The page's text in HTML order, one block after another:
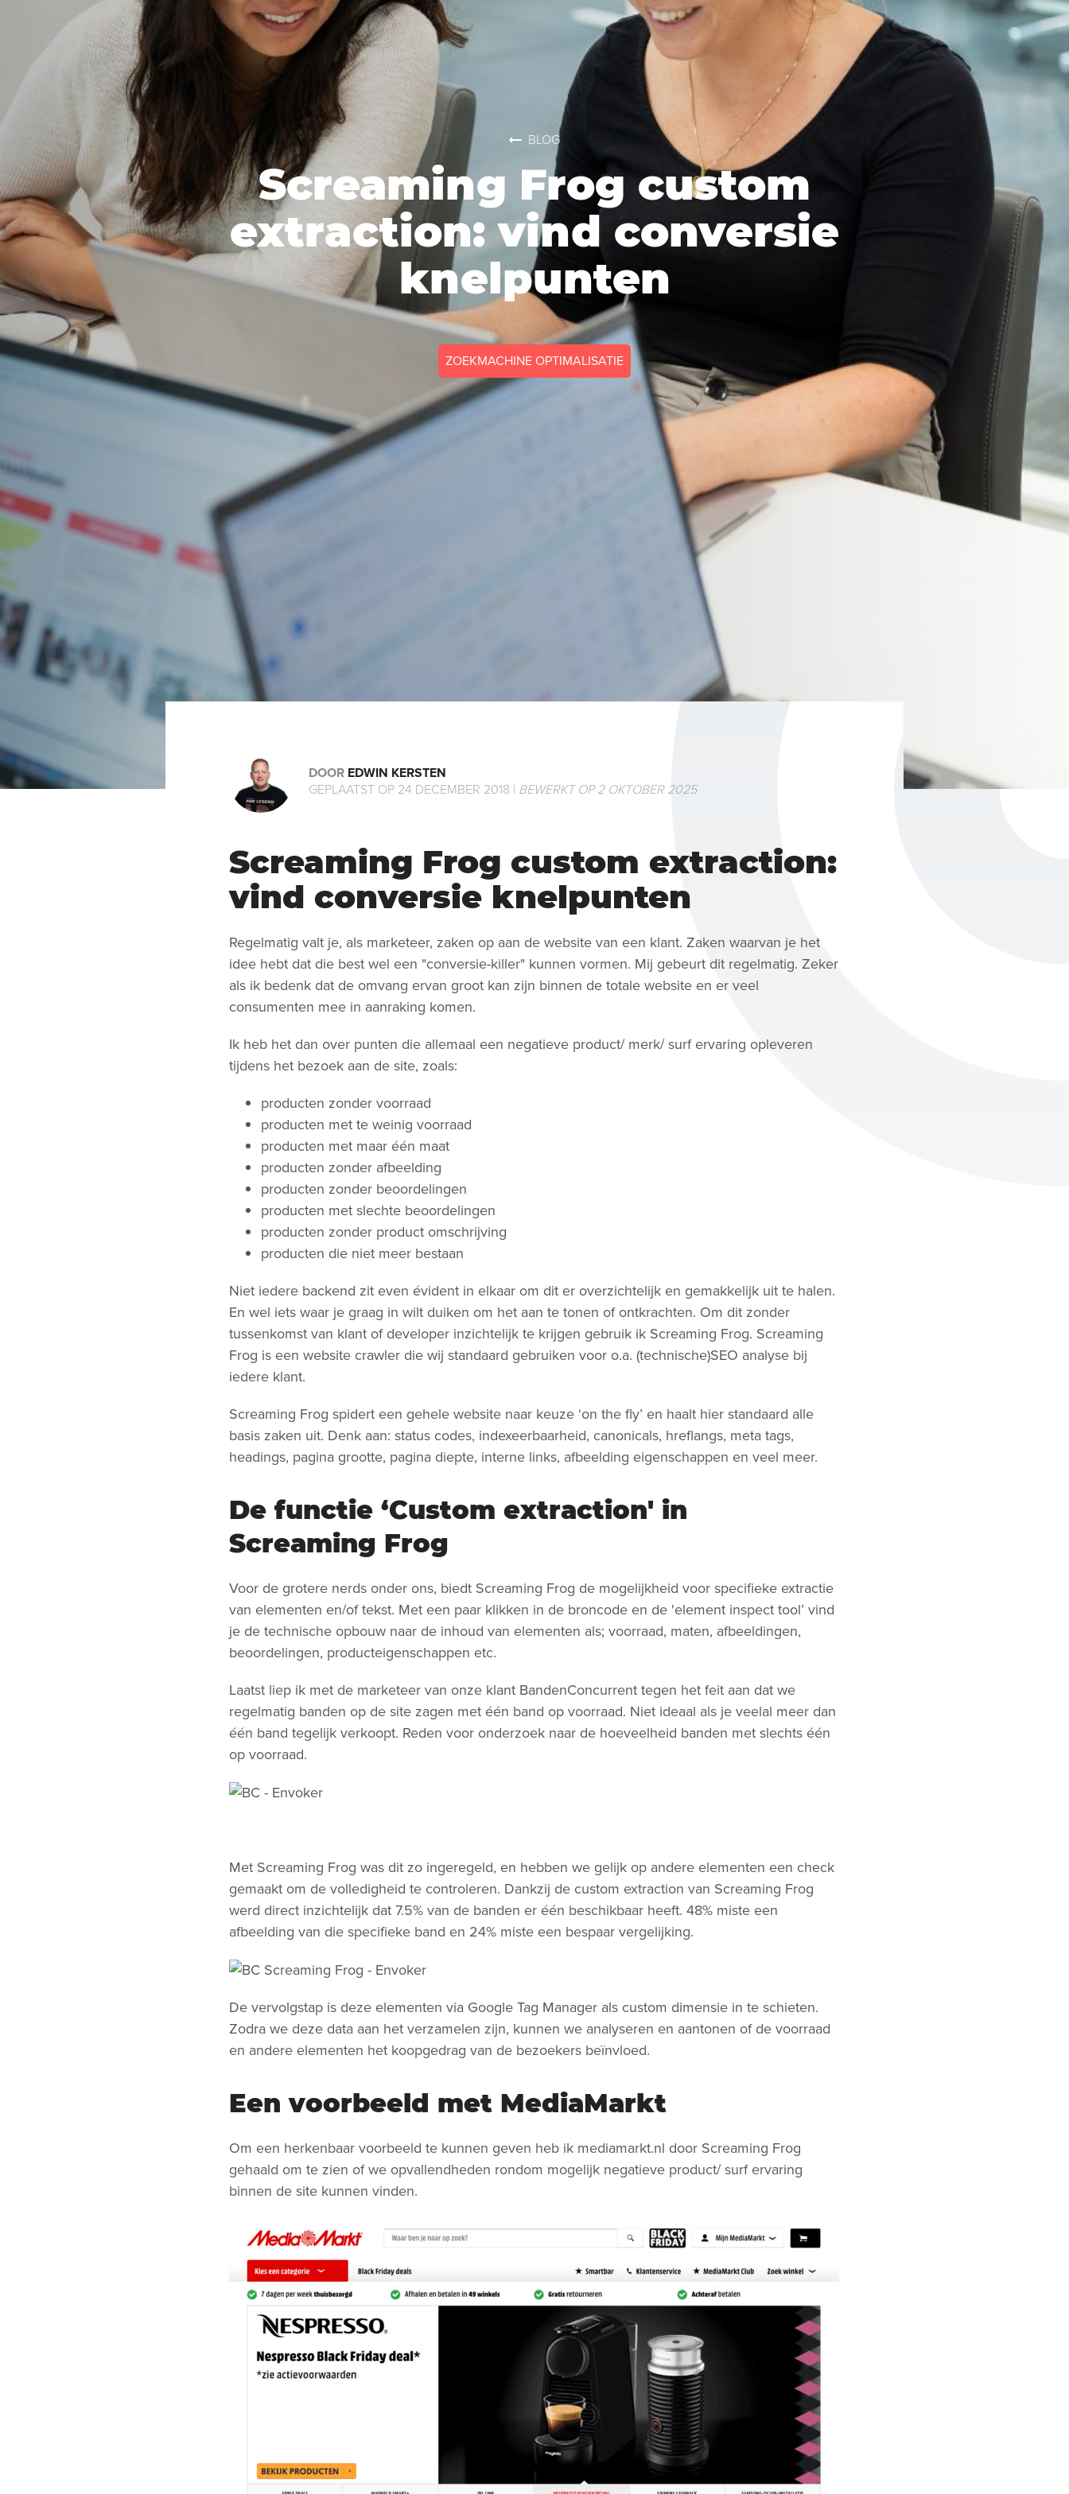
BLOG
Screaming Frog custom
extraction: vind conversie
knelpunten
ZOEKMACHINE OPTIMALISATIE
DOOR EDWIN KERSTEN
GEPLAATST OP 24 DECEMBER 2018 | BEWERKT OP 2 OKTOBER 2025
Screaming Frog custom extraction:
vind conversie knelpunten
Regelmatig valt je, als marketeer, zaken op aan de website van een klant. Zaken waarvan je het
idee hebt dat die best wel een "conversie-killer" kunnen vormen. Mij gebeurt dit regelmatig. Zeker
als ik bedenk dat de omvang ervan groot kan zijn binnen de totale website en er veel
consumenten mee in aanraking komen.
Ik heb het dan over punten die allemaal een negatieve product/ merk/ surf ervaring opleveren
tijdens het bezoek aan de site, zoals:
producten zonder voorraad
producten met te weinig voorraad
producten met maar één maat
producten zonder afbeelding
producten zonder beoordelingen
producten met slechte beoordelingen
producten zonder product omschrijving
producten die niet meer bestaan
Niet iedere backend zit even évident in elkaar om dit er overzichtelijk en gemakkelijk uit te halen.
En wel iets waar je graag in wilt duiken om het aan te tonen of ontkrachten. Om dit zonder
tussenkomst van klant of developer inzichtelijk te krijgen gebruik ik Screaming Frog. Screaming
Frog is een website crawler die wij standaard gebruiken voor o.a. (technische)SEO analyse bij
iedere klant.
Screaming Frog spidert een gehele website naar keuze ‘on the fly’ en haalt hier standaard alle
basis zaken uit. Denk aan: status codes, indexeerbaarheid, canonicals, hreflangs, meta tags,
headings, pagina grootte, pagina diepte, interne links, afbeelding eigenschappen en veel meer.
De functie ‘Custom extraction' in
Screaming Frog
Voor de grotere nerds onder ons, biedt Screaming Frog de mogelijkheid voor specifieke extractie
van elementen en/of tekst. Met een paar klikken in de broncode en de 'element inspect tool’ vind
je de technische opbouw naar de inhoud van elementen als; voorraad, maten, afbeeldingen,
beoordelingen, producteigenschappen etc.
Laatst liep ik met de marketeer van onze klant BandenConcurrent tegen het feit aan dat we
regelmatig banden op de site zagen met één band op voorraad. Niet ideaal als je veelal meer dan
één band tegelijk verkoopt. Reden voor onderzoek naar de hoeveelheid banden met slechts één
op voorraad.
Met Screaming Frog was dit zo ingeregeld, en hebben we gelijk op andere elementen een check
gemaakt om de volledigheid te controleren. Dankzij de custom extraction van Screaming Frog
werd direct inzichtelijk dat 7.5% van de banden er één beschikbaar heeft. 48% miste een
afbeelding van die specifieke band en 24% miste een bespaar vergelijking.
De vervolgstap is deze elementen via Google Tag Manager als custom dimensie in te schieten.
Zodra we deze data aan het verzamelen zijn, kunnen we analyseren en aantonen of de voorraad
en andere elementen het koopgedrag van de bezoekers beïnvloed.
Een voorbeeld met MediaMarkt
Om een herkenbaar voorbeeld te kunnen geven heb ik mediamarkt.nl door Screaming Frog
gehaald om te zien of we opvallendheden rondom mogelijk negatieve product/ surf ervaring
binnen de site kunnen vinden.